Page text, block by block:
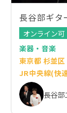
長谷部ギタ
オンライン可
楽器・音楽
東京都 杉並区
JR中央線(快
長谷部